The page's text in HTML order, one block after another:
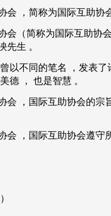
会 ，简称为国际互助协
会（简称为国际互助协
先生 。
以不同的笔名 ，发表
德 ， 也是智慧 。
会 ，国际互助协会的宗
会 ，国际互助协会遵守